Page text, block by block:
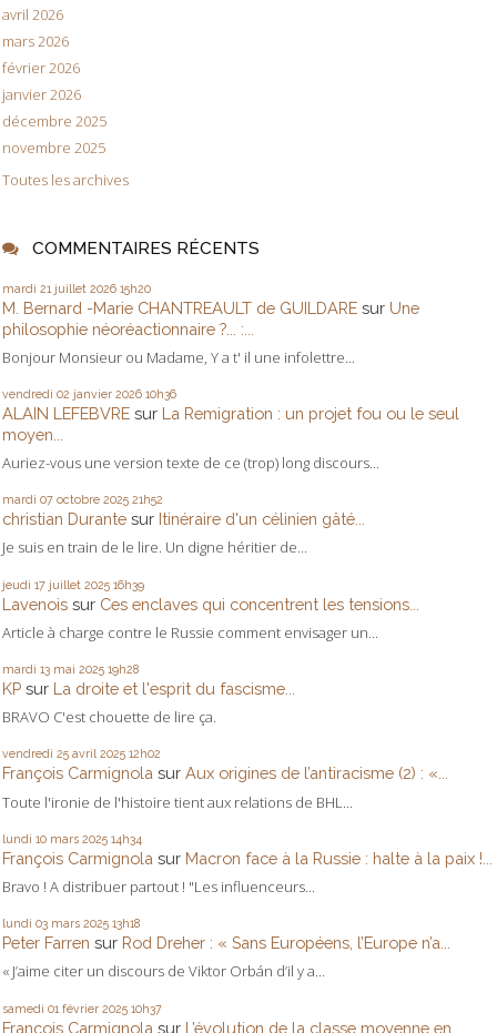
avril 2026
mars 2026
février 2026
janvier 2026
décembre 2025
novembre 2025
Toutes les archives
COMMENTAIRES RÉCENTS
mardi 21 juillet 2026 15h20
M. Bernard -Marie CHANTREAULT de GUILDARE sur Une
philosophie néoréactionnaire ?... :...
Bonjour Monsieur ou Madame, Y a t' il une infolettre...
vendredi 02 janvier 2026 10h36
ALAIN LEFEBVRE sur La Remigration : un projet fou ou le seul
moyen...
Auriez-vous une version texte de ce (trop) long discours...
mardi 07 octobre 2025 21h52
christian Durante sur Itinéraire d'un célinien gâté...
Je suis en train de le lire. Un digne héritier de...
jeudi 17 juillet 2025 16h39
Lavenois sur Ces enclaves qui concentrent les tensions...
Article à charge contre le Russie comment envisager un...
mardi 13 mai 2025 19h28
KP sur La droite et l'esprit du fascisme...
BRAVO C'est chouette de lire ça.
vendredi 25 avril 2025 12h02
François Carmignola sur Aux origines de l’antiracisme (2) : «...
Toute l'ironie de l'histoire tient aux relations de BHL...
lundi 10 mars 2025 14h34
François Carmignola sur Macron face à la Russie : halte à la paix !...
Bravo ! A distribuer partout ! "Les influenceurs...
lundi 03 mars 2025 13h18
Peter Farren sur Rod Dreher : « Sans Européens, l’Europe n’a...
« J’aime citer un discours de Viktor Orbán d’il y a...
samedi 01 février 2025 10h37
François Carmignola sur L’évolution de la classe moyenne en